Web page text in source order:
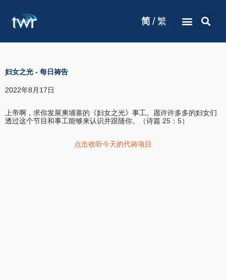
简 / 繁
妇女之光 - 每日祷告
2022年8月17日
上帝啊，求你发展柬埔寨的《妇女之光》事工。愿许许多多的妇女们
透过这个节目和事工能够来认识并跟随你。（诗篇 25：5）
点击收听今天的代祷项目